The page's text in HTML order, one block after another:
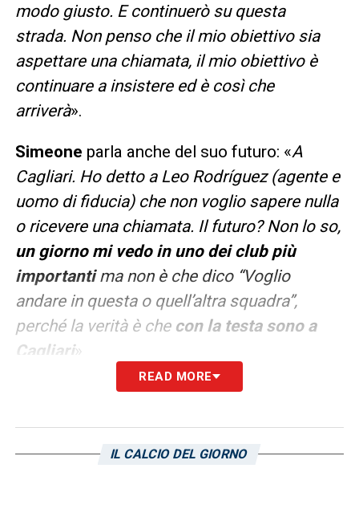
modo giusto. E continuerò su questa
strada. Non penso che il mio obiettivo sia
aspettare una chiamata, il mio obiettivo è
continuare a insistere ed è così che
arriverà».
Simeone parla anche del suo futuro: «A
Cagliari. Ho detto a Leo Rodríguez (agente e
uomo di fiducia) che non voglio sapere nulla
o ricevere una chiamata. Il futuro? Non lo so,
un giorno mi vedo in uno dei club più
importantima non è che dico “Voglio
andare in questa o quell’altra squadra”,
perché la verità è che con la testa sono a
Cagliari».
READ MORE
IL CALCIO DEL GIORNO